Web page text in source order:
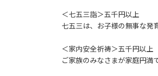
＜七五三詣＞五千円以上
七五三は、お子様の無事な発
＜家内安全祈祷＞五千円以上
ご家族のみなさまが家庭円満